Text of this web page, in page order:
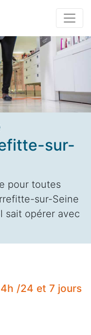
sur-
pour toutes
sur-Seine
sait opérer avec
/24 et 7 jours